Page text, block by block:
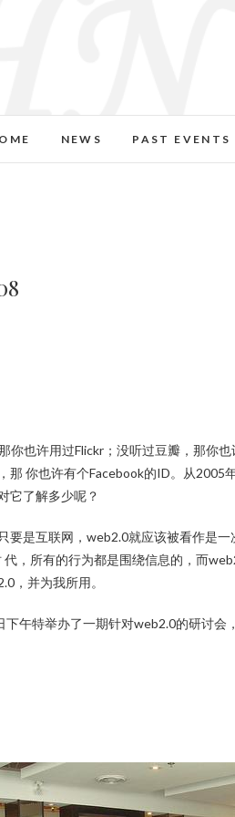
NEWS PAST EVENTS
那 你也许有个Facebook的ID。从
它了解多少呢？
要是互联网，web2.0就应该被看作是
，所有的行为都是围绕信息的，而
，并为我所用。
午特举办了一期针对web2.0的研讨会